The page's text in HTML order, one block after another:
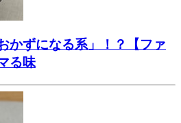
かずになる系」！？【ファ
る味